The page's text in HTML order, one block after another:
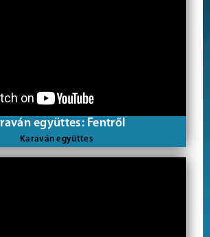
együttes: Fentről
Karaván együttes